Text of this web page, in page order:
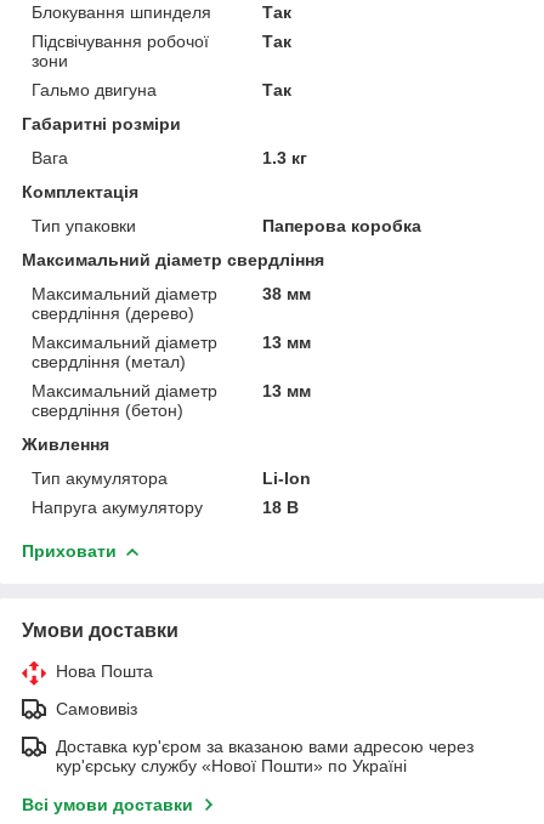
Блокування шпинделя
Так
Підсвічування робочої
зони
Так
Гальмо двигуна
Так
Габаритні розміри
Вага
1.3 кг
Комплектація
Тип упаковки
Паперова коробка
Максимальний діаметр свердління
Максимальний діаметр
свердління (дерево)
38 мм
Максимальний діаметр
свердління (метал)
13 мм
Максимальний діаметр
свердління (бетон)
13 мм
Живлення
Тип акумулятора
Li-Ion
Напруга акумулятору
18 В
Приховати
Умови доставки
Нова Пошта
Самовивіз
Доставка кур'єром за вказаною вами адресою через
кур'єрську службу «Нової Пошти» по Україні
Всі умови доставки